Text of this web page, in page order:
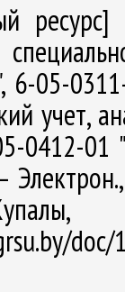
6-05-
учет,
0412-